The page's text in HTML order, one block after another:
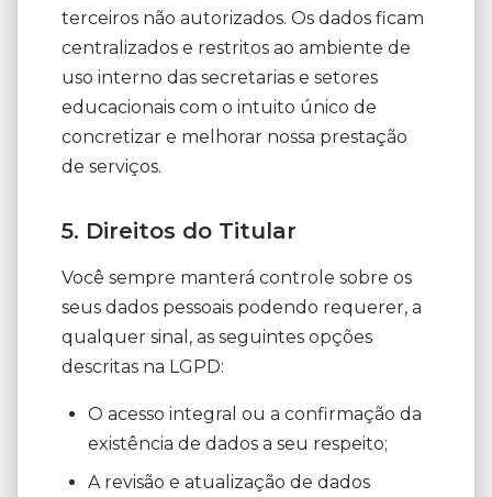
terceiros não autorizados. Os dados ficam
centralizados e restritos ao ambiente de
uso interno das secretarias e setores
educacionais com o intuito único de
concretizar e melhorar nossa prestação
de serviços.
5. Direitos do Titular
Você sempre manterá controle sobre os
seus dados pessoais podendo requerer, a
qualquer sinal, as seguintes opções
descritas na LGPD:
O acesso integral ou a confirmação da
existência de dados a seu respeito;
A revisão e atualização de dados